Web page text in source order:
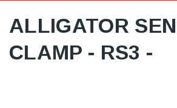
ALLIGATOR
CLAMP - RS3 -